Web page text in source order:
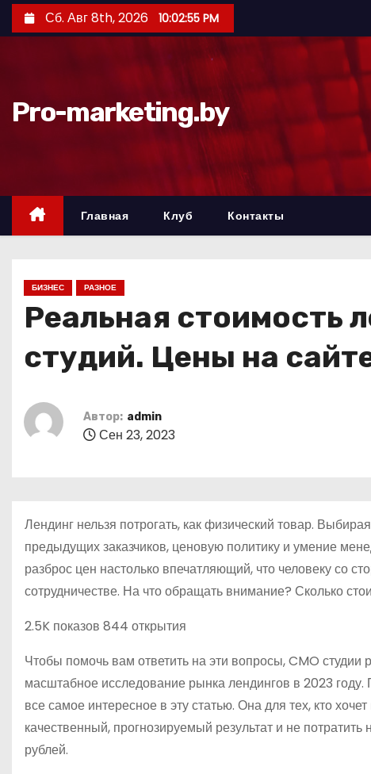
е
д
Сб. Авг 8th, 2026 10:02:56 PM
Pro-marketing.by
Главная Клуб Контакты
БИЗНЕС РАЗНОЕ
Реальная стоимость
студий. Цены на
Автор: admin
Сен 23, 2023
Лендинг нельзя потрогать, как физический товар.
предыдущих заказчиков, ценовую политику и умение
разброс цен настолько впечатляющий, что человеку со
сотрудничестве. На что обращать внимание? Сколько
2.5K показов 844 открытия
Чтобы помочь вам ответить на эти вопросы, CMO студии
масштабное исследование рынка лендингов в 2023
все самое интересное в эту статью. Она для тех, кто
качественный, прогнозируемый результат и не
рублей.